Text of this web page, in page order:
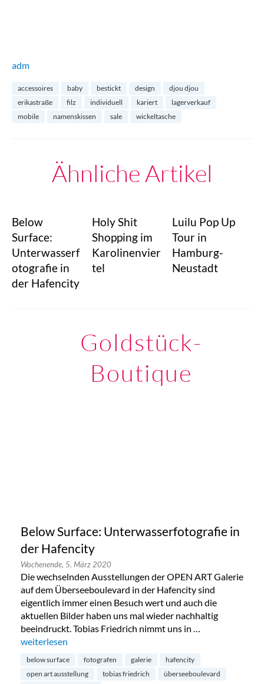
adm
accessoires baby bestickt design
djou djou
erikastraße
filz individuell kariert
lagerverkauf
mobile
namenskissen sale wickeltasche
Ähnliche Artikel
Below
Surface:
Unterwasserf
otografie in
der Hafencity
Holy Shit
Shopping im
Karolinenvier
tel
Luilu Pop Up
Tour in
Hamburg-
Neustadt
Goldstück-
Boutique
Below Surface: Unterwasserfotografie in
der Hafencity
Wochenende, 5. März 2020
Die wechselnden Ausstellungen der OPEN ART Galerie
auf dem Überseeboulevard in der Hafencity sind
eigentlich immer einen Besuch wert und auch die
aktuellen Bilder haben uns mal wieder nachhaltig
beeindruckt. Tobias Friedrich nimmt uns in …
„Below Surface: Unterwasserfotografie in der Hafencity“
weiterlesen
below surface fotografen galerie
hafencity
open art ausstellung
tobias friedrich
überseeboulevard